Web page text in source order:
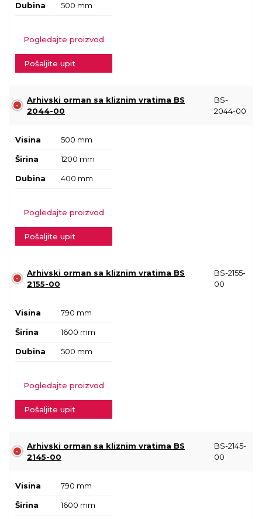
Dubina 500 mm
Pogledajte proizvod
Pošaljite upit
Arhivski orman sa kliznim vratima BS
2044-00
BS-
2044-00
Visina 500 mm
Širina 1200 mm
Dubina 400 mm
Pogledajte proizvod
Pošaljite upit
Arhivski orman sa kliznim vratima BS
2155-00
BS-2155-
00
Visina 790 mm
Širina 1600 mm
Dubina 500 mm
Pogledajte proizvod
Pošaljite upit
Arhivski orman sa kliznim vratima BS
2145-00
BS-2145-
00
Visina 790 mm
Širina 1600 mm